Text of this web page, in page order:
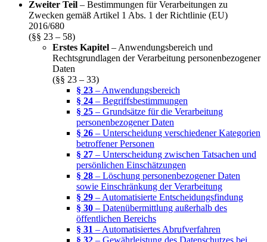
Zweiter Teil – Bestimmungen für Verarbeitungen zu
Zwecken gemäß Artikel 1 Abs. 1 der Richtlinie (EU)
2016/680
(§§ 23 – 58)
Erstes Kapitel – Anwendungsbereich und
Rechtsgrundlagen der Verarbeitung personenbezogener
Daten
(§§ 23 – 33)
§ 23 – Anwendungsbereich
§ 24 – Begriffsbestimmungen
§ 25 – Grundsätze für die Verarbeitung
personenbezogener Daten
§ 26 – Unterscheidung verschiedener Kategorien
betroffener Personen
§ 27 – Unterscheidung zwischen Tatsachen und
persönlichen Einschätzungen
§ 28 – Löschung personenbezogener Daten
sowie Einschränkung der Verarbeitung
§ 29 – Automatisierte Entscheidungsfindung
§ 30 – Datenübermittlung außerhalb des
öffentlichen Bereichs
§ 31 – Automatisiertes Abrufverfahren
§ 32 – Gewährleistung des Datenschutzes bei